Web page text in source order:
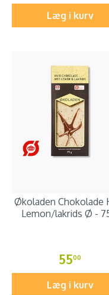
Læg i kurv
Økoladen Chokolade
Lemon/lakrids Ø -
5500
Læg i kurv